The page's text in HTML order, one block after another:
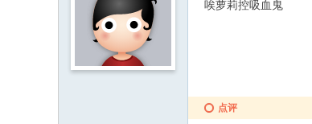
唉萝莉控吸血鬼
点评